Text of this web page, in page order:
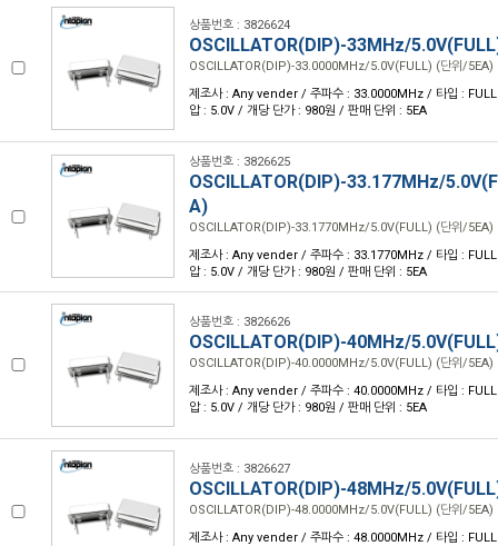
상품번호 : 3826624
OSCILLATOR(DIP)-33MHz/
OSCILLATOR(DIP)-33.0000MHz/5.0V(FULL) (단위/5EA)
제조사 : Any vender / 주파수 : 33.0000MHz / 타입 :
압 : 5.0V / 개당 단가 : 980원 / 판매 단위 : 5EA
상품번호 : 3826625
OSCILLATOR(DIP)-33.177MHz/
A)
OSCILLATOR(DIP)-33.1770MHz/5.0V(FULL) (단위/5EA)
제조사 : Any vender / 주파수 : 33.1770MHz / 타입 :
압 : 5.0V / 개당 단가 : 980원 / 판매 단위 : 5EA
상품번호 : 3826626
OSCILLATOR(DIP)-40MHz/
OSCILLATOR(DIP)-40.0000MHz/5.0V(FULL) (단위/5EA)
제조사 : Any vender / 주파수 : 40.0000MHz / 타입 :
압 : 5.0V / 개당 단가 : 980원 / 판매 단위 : 5EA
상품번호 : 3826627
OSCILLATOR(DIP)-48MHz/
OSCILLATOR(DIP)-48.0000MHz/5.0V(FULL) (단위/5EA)
제조사 : Any vender / 주파수 : 48.0000MHz / 타입 :